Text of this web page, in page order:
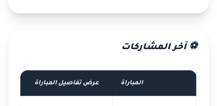
⚽ آخر المشاركات
المباراة عرض تفاصيل المباراة